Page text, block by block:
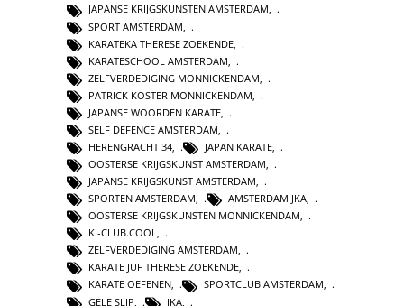
JAPANSE KRIJGSKUNSTEN AMSTERDAM,
SPORT AMSTERDAM
KARATEKA THERESE ZOEKENDE
KARATESCHOOL AMSTERDAM
ZELFVERDEDIGING MONNICKENDAM
PATRICK KOSTER MONNICKENDAM
JAPANSE WOORDEN KARATE
SELF DEFENCE AMSTERDAM
HERENGRACHT 34
JAPAN KARATE
OOSTERSE KRIJGSKUNST AMSTERDAM,
JAPANSE KRIJGSKUNST AMSTERDAM,
SPORTEN AMSTERDAM, AMSTERDAM JKA,
OOSTERSE KRIJGSKUNSTEN MONNICKENDAM,
KI-CLUB.COOL,
ZELFVERDEDIGING AMSTERDAM,
KARATE JUF THERESE ZOEKENDE,
KARATE OEFENEN, SPORTCLUB AMSTERDAM,
GELE SLIP
JKA